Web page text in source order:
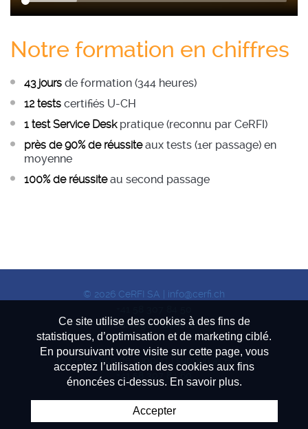
Notre formation en chiffres
43 jours de formation (344 heures)
12 tests certifiés U-CH
1 test Service Deskpratique (reconnu par CeRFI)
près de 90% de réussiteaux tests (1er passage) en
moyenne
100% de réussiteau second passage
© 2026 CeRFI SA | info@cerfi.ch
(Carouge - Genève)
Notre service de support |
support@cerfi.ch
+41 58 307 84 60
| Generated with
Ce site utilise des cookies à des fins de
statistiques, d’optimisation et de marketing ciblé.
En poursuivant votre visite sur cette page, vous
acceptez l’utilisation des cookies aux fins
énoncées ci-dessus. En savoir plus.
Accepter